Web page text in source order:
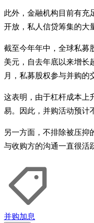
此外，金融机构目前有充
开放，私人信贷筹集的大
截至今年年中，全球私募
美元，自去年底以来增长
月，私募股权参与并购的
这表明，由于杠杆成本上
易。因此，并购活动预计
另一方面，不排除被压抑
与收购方的沟通一直很活
并购加息